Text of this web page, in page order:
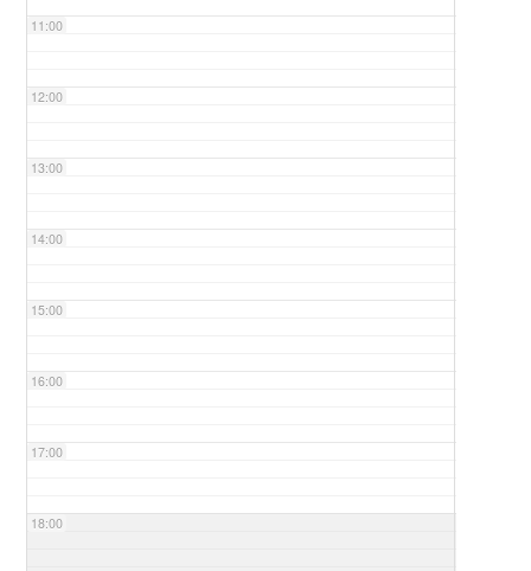
11:00
12:00
13:00
14:00
15:00
16:00
17:00
18:00